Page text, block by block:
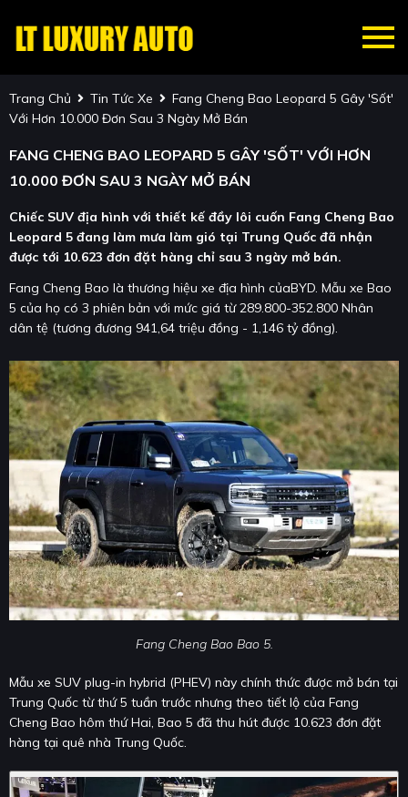
Trang Chủ Tin Tức Xe
Fang Cheng Bao Leopard 5 Gây 'sốt'
Với Hơn 10.000 Đơn Sau 3 Ngày Mở Bán
FANG CHENG BAO LEOPARD 5 GÂY 'SỐT' VỚI HƠN
10.000 ĐƠN SAU 3 NGÀY MỞ BÁN
Chiếc SUV địa hình với thiết kế đầy lôi cuốn Fang Cheng Bao
Leopard 5 đang làm mưa làm gió tại Trung Quốc đã nhận
được tới 10.623 đơn đặt hàng chỉ sau 3 ngày mở bán.
Fang Cheng Bao là thương hiệu xe địa hình củaBYD. Mẫu xe Bao
5 của họ có 3 phiên bản với mức giá từ 289.800-352.800 Nhân
dân tệ (tương đương 941,64 triệu đồng - 1,146 tỷ đồng).
Fang Cheng Bao Bao 5.
Mẫu xe SUV plug-in hybrid (PHEV) này chính thức được mở bán tại
Trung Quốc từ thứ 5 tuần trước nhưng theo tiết lộ của Fang
Cheng Bao hôm thứ Hai, Bao 5 đã thu hút được 10.623 đơn đặt
hàng tại quê nhà Trung Quốc.